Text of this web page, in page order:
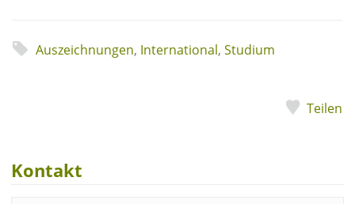
Auszeichnungen, International, Studium
Teilen
Kontakt